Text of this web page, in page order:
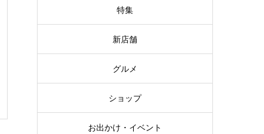
特集
新店舗
グルメ
ショップ
お出かけ・イベント